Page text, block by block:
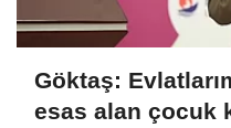
Göktaş:
esas alan çocuk